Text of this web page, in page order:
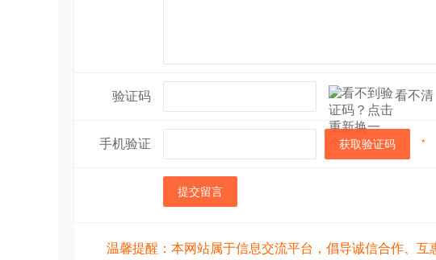
验证码 看不清
手机验证 获取验证码 *
提交留言
温馨提醒：本网站属于信息交流平台，倡导诚信合作、